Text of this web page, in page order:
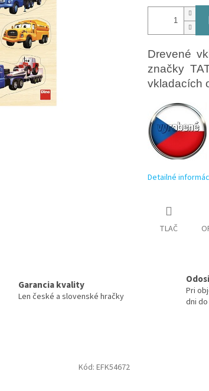
Drevené
značky
vkladacích
Detailné
TLAČ
Garancia kvality
Len české a slovenské hračky
Pri
dni do
Kód: EFK54672